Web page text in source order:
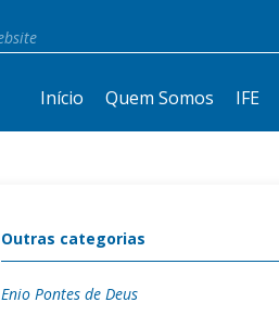
Início Quem Somos IFE
Outras categorias
Enio Pontes de Deus